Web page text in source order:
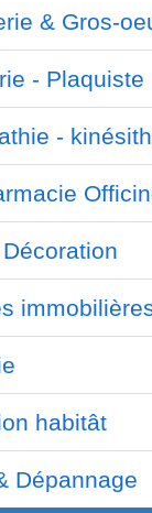
& Gros-
- Plaquiste
-
habitât
Dépannage